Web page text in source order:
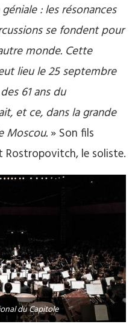
: les résonances
se fondent pour
monde. Cette
lieu le 25 septembre
61 ans du
et ce, dans la grande
Moscou. » Son fils
le soliste.
du Capitole